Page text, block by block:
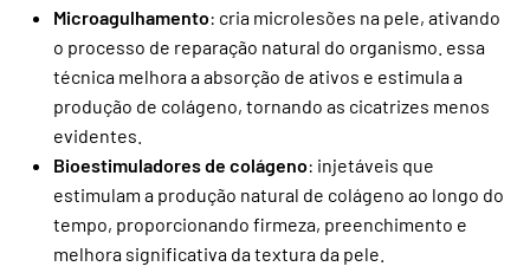
Microagulhamento: cria microlesões na pele, ativando
o processo de reparação natural do organismo. essa
técnica melhora a absorção de ativos e estimula a
produção de colágeno, tornando as cicatrizes menos
evidentes.
Bioestimuladores de colágeno: injetáveis que
estimulam a produção natural de colágeno ao longo do
tempo, proporcionando firmeza, preenchimento e
melhora significativa da textura da pele.